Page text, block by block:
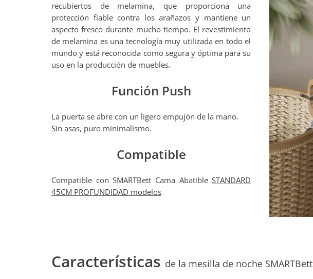
recubiertos de melamina, que proporciona una
protección fiable contra los arañazos y mantiene un
aspecto fresco durante mucho tiempo. El revestimiento
de melamina es una tecnología muy utilizada en todo el
mundo y está reconocida como segura y óptima para su
uso en la producción de muebles.
Función Push
La puerta se abre con un ligero empujón de la mano.
Sin asas, puro minimalismo.
Compatible
Compatible con SMARTBett Cama AbatibleSTANDARD
45CM PROFUNDIDAD modelos
Características de la mesilla de noche SMARTBett